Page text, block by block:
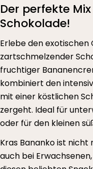
Der perfekte
Schokolade!
Erlebe den exotischen
zartschmelzender
fruchtiger
kombiniert den
mit einer köstlichen
zergeht. Ideal für
oder für den kleinen
Kras Bananko ist nicht
auch bei